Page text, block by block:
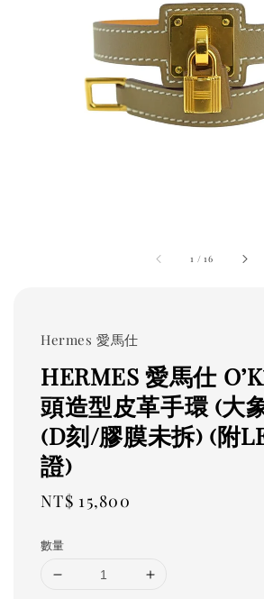
1 /16
Hermes 愛馬仕
HERMES 愛馬仕
頭造型皮革手環 (大
(D刻/膠膜未拆) (附
證)
Regular
NT$ 15,800
數量